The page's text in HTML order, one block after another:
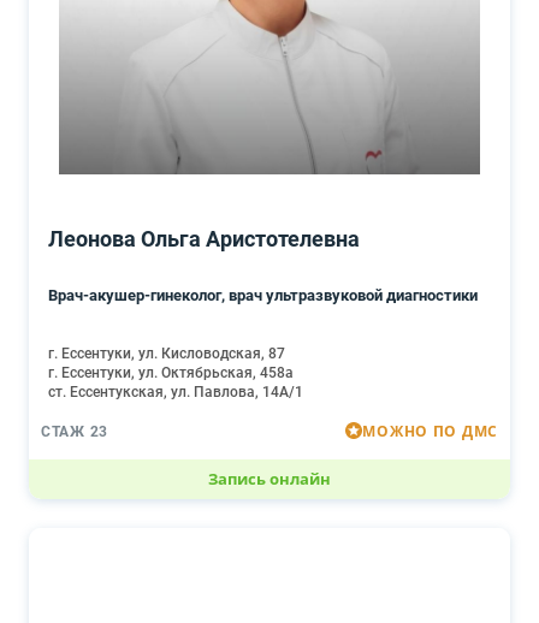
Леонова Ольга Аристотелевна
Врач-акушер-гинеколог, врач ультразвуковой диагностики
г. Ессентуки, ул. Кисловодская, 87
г. Ессентуки, ул. Октябрьская, 458а
ст. Ессентукская, ул. Павлова, 14А/1
СТАЖ 23 МОЖНО ПО ДМС
Запись онлайн